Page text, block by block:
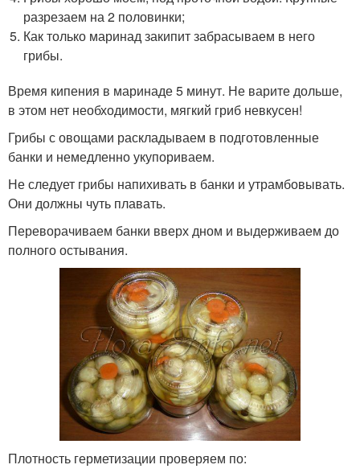
разрезаем на 2 половинки;
Как только маринад закипит забрасываем в него
грибы.
Время кипения в маринаде 5 минут. Не варите дольше,
в этом нет необходимости, мягкий гриб невкусен!
Грибы с овощами раскладываем в подготовленные
банки и немедленно укупориваем.
Не следует грибы напихивать в банки и утрамбовывать.
Они должны чуть плавать.
Переворачиваем банки вверх дном и выдерживаем до
полного остывания.
Плотность герметизации проверяем по: